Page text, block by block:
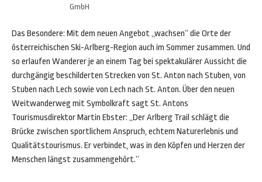
GmbH
Das Besondere: Mit dem neuen Angebot „wachsen“ die Orte der
österreichischen Ski-Arlberg-Region auch im Sommer zusammen. Und
so erlaufen Wanderer je an einem Tag bei spektakulärer Aussicht die
durchgängig beschilderten Strecken von St. Anton nach Stuben, von
Stuben nach Lech sowie von Lech nach St. Anton. Über den neuen
Weitwanderweg mit Symbolkraft sagt St. Antons
Tourismusdirektor Martin Ebster: „Der Arlberg Trail schlägt die
Brücke zwischen sportlichem Anspruch, echtem Naturerlebnis und
Qualitätstourismus. Er verbindet, was in den Köpfen und Herzen der
Menschen längst zusammengehört.“